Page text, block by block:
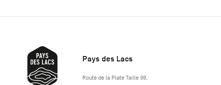
Pays des Lacs
http://www.lepaysdeslacs.be/
Route de la Plate Taille 99,